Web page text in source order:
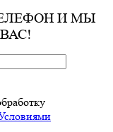
И МЫ